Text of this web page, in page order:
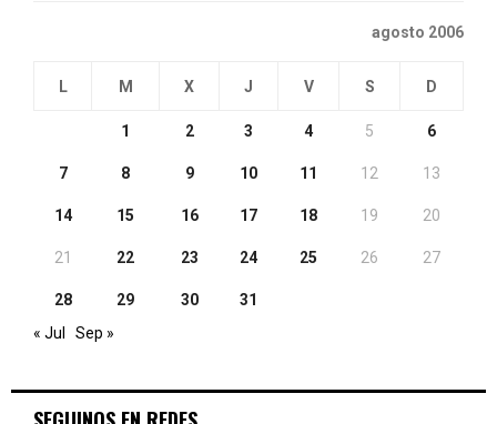
agosto 2006
L M X J V S D
1 2 3 4 5 6
7 8 9 10 11 12 13
14 15 16 17 18 19 20
21 22 23 24 25 26 27
28 29 30
31
« Jul
Sep »